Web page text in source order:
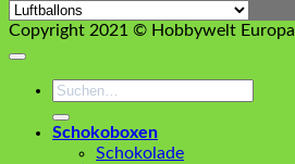
Copyright 2021 © Hobbywelt Europa
Suchen
Schokoboxen
Schokolade